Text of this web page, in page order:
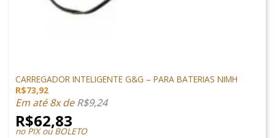
CARREGADOR INTELIGENTE G&G – PARA BATERIAS NIMH
R$73,92
Em até 8x deR$9,24
R$62,83
no PIX ou BOLETO